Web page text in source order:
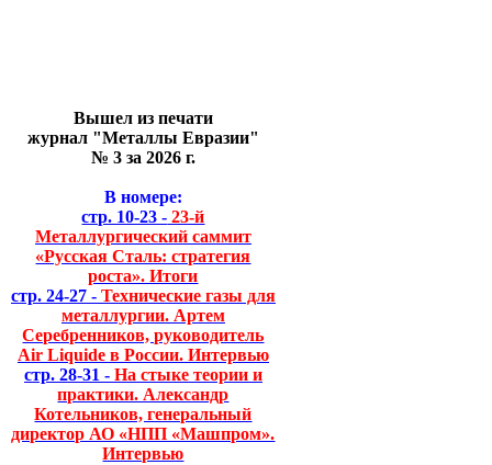
Вышел из печати
журнал "Металлы Евразии"
№ 3 за 2026 г.
В номере:
стр. 10-23 - 23-й
Металлургический саммит
«Русская Сталь: стратегия
роста». Итоги
стр. 24-27 - Технические газы для
металлургии. Артем
Серебренников, руководитель
Air Liquide в России. Интервью
стр. 28-31 - На стыке теории и
практики. Александр
Котельников, генеральный
директор АО «НПП «Машпром».
Интервью